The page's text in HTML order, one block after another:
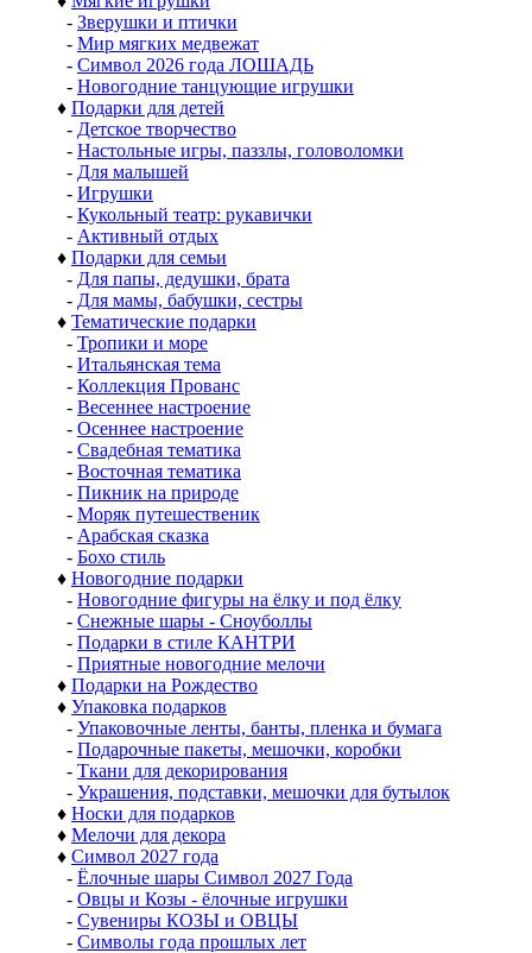
- Зверушки и птички
- Мир мягких медвежат
- Символ 2026 года ЛОШАДЬ
- Новогодние танцующие игрушки
♦ Подарки для детей
- Детское творчество
- Настольные игры, паззлы, головоломки
- Для малышей
- Игрушки
- Кукольный театр: рукавички
- Активный отдых
♦ Подарки для семьи
- Для папы, дедушки, брата
- Для мамы, бабушки, сестры
♦ Тематические подарки
- Тропики и море
- Итальянская тема
- Коллекция Прованс
- Весеннее настроение
- Осеннее настроение
- Свадебная тематика
- Восточная тематика
- Пикник на природе
- Моряк путешественик
- Арабская сказка
- Бохо стиль
♦ Новогодние подарки
- Новогодние фигуры на ёлку и под ёлку
- Снежные шары - Сноуболлы
- Подарки в стиле КАНТРИ
- Приятные новогодние мелочи
♦ Подарки на Рождество
♦ Упаковка подарков
- Упаковочные ленты, банты, пленка и бумага
- Подарочные пакеты, мешочки, коробки
- Ткани для декорирования
- Украшения, подставки, мешочки для бутылок
♦ Носки для подарков
♦ Мелочи для декора
♦ Символ 2027 года
- Ёлочные шары Символ 2027 Года
- Овцы и Козы - ёлочные игрушки
- Сувениры КОЗЫ и ОВЦЫ
- Символы года прошлых лет